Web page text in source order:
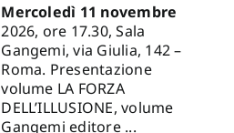
Mercoledì 11 novembre
2026, ore 17.30, Sala
Gangemi, via Giulia, 142 –
Roma. Presentazione
volume LA FORZA
DELL’ILLUSIONE, volume
Gangemi editore ...